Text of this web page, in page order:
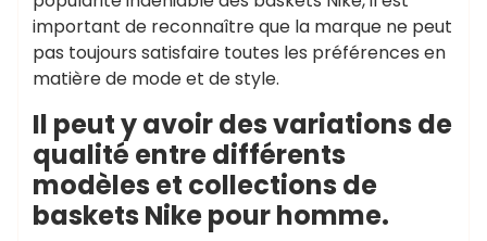
important de reconnaître que la marque ne peut
pas toujours satisfaire toutes les préférences en
matière de mode et de style.
Il peut y avoir des variations de
qualité entre différents
modèles et collections de
baskets Nike pour homme.